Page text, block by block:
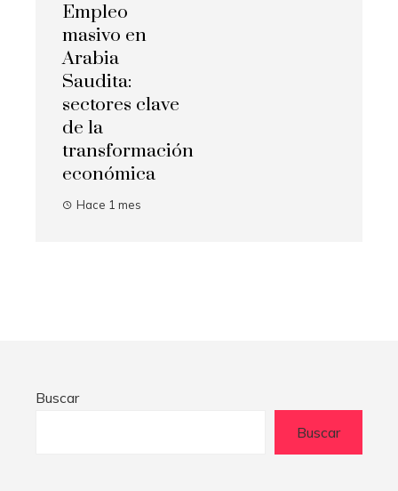
Empleo
masivo en
Arabia
Saudita:
sectores clave
de la
transformación
económica
Hace 1 mes
Buscar
Buscar